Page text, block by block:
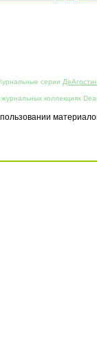
серии
коллекциях